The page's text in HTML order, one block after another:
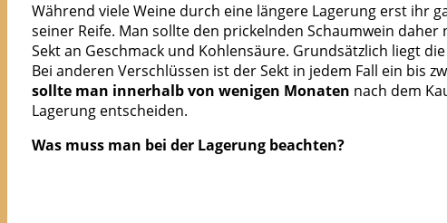
Während viele Weine durch eine längere Lagerung erst ihr
seiner Reife. Man sollte den prickelnden Schaumwein
Sekt an Geschmack und Kohlensäure. Grundsätzlich liegt
Bei anderen Verschlüssen ist der Sekt in jedem Fall ein bis
sollte man innerhalb von wenigen Monaten nach dem
Lagerung entscheiden.
Was muss man bei der Lagerung beachten?